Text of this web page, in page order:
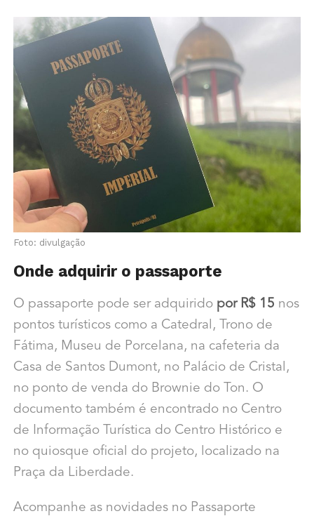
Foto: divulgação
Onde adquirir o passaporte
O passaporte pode ser adquirido por R$ 15 nos
pontos turísticos como a Catedral, Trono de
Fátima, Museu de Porcelana, na cafeteria da
Casa de Santos Dumont, no Palácio de Cristal,
no ponto de venda do Brownie do Ton. O
documento também é encontrado no Centro
de Informação Turística do Centro Histórico e
no quiosque oficial do projeto, localizado na
Praça da Liberdade.
Acompanhe as novidades no Passaporte